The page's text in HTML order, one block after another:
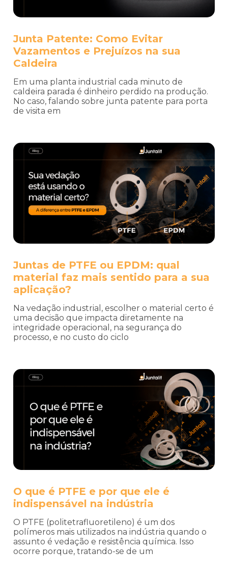
Junta Patente: Como Evitar
Vazamentos e Prejuízos na sua
Caldeira
Em uma planta industrial cada minuto de
caldeira parada é dinheiro perdido na produção.
No caso, falando sobre junta patente para porta
de visita em
Juntas de PTFE ou EPDM: qual
material faz mais sentido para a sua
aplicação?
Na vedação industrial, escolher o material certo é
uma decisão que impacta diretamente na
integridade operacional, na segurança do
processo, e no custo do ciclo
O que é PTFE e por que ele é
indispensável na indústria
O PTFE (politetrafluoretileno) é um dos
polímeros mais utilizados na indústria quando o
assunto é vedação e resistência química. Isso
ocorre porque, tratando-se de um